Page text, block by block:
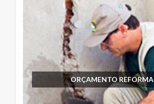
ORÇAMENTO REFORMA